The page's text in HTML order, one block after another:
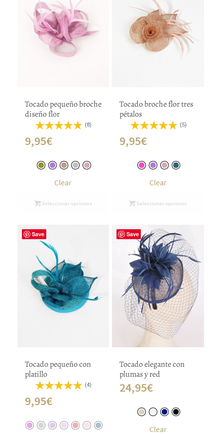
Tocado pequeño broche
diseño flor
(8)
9,95€
Clear
Seleccionar opciones
Tocado broche flor tres
pétalos
(5)
9,95€
Clear
Seleccionar opciones
Save
Tocado pequeño con
platillo
(4)
9,95€
Save
Tocado elegante con
plumas y red
24,95€
Clear